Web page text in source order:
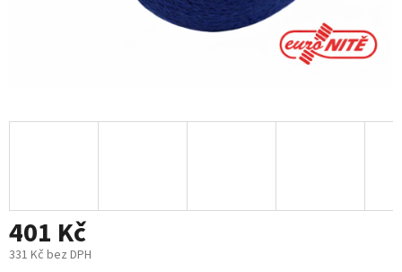
401 Kč
331 Kč bez DPH